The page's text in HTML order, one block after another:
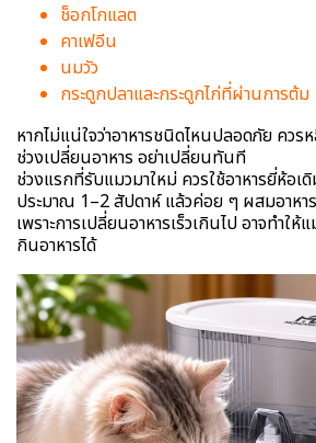
ช็อกโกแลต
คาเฟอีน
นมวัว
กระดูกปลาและกระดูกไก่ที่ผ่านการต้ม
หากไม่แน่ใจว่าอาหารชนิดไหนปลอดภัย คว
ช่วงเปลี่ยนอาหาร อย่าเปลี่ยนทันที
ช่วงแรกที่รับแมวมาใหม่ ควรใช้อาหารยี่ห้อ
ประมาณ 1–2 สัปดาห์ แล้วค่อย ๆ ผสมอาหา
เพราะการเปลี่ยนอาหารเร็วเกินไป อาจทำใ
กินอาหารได้